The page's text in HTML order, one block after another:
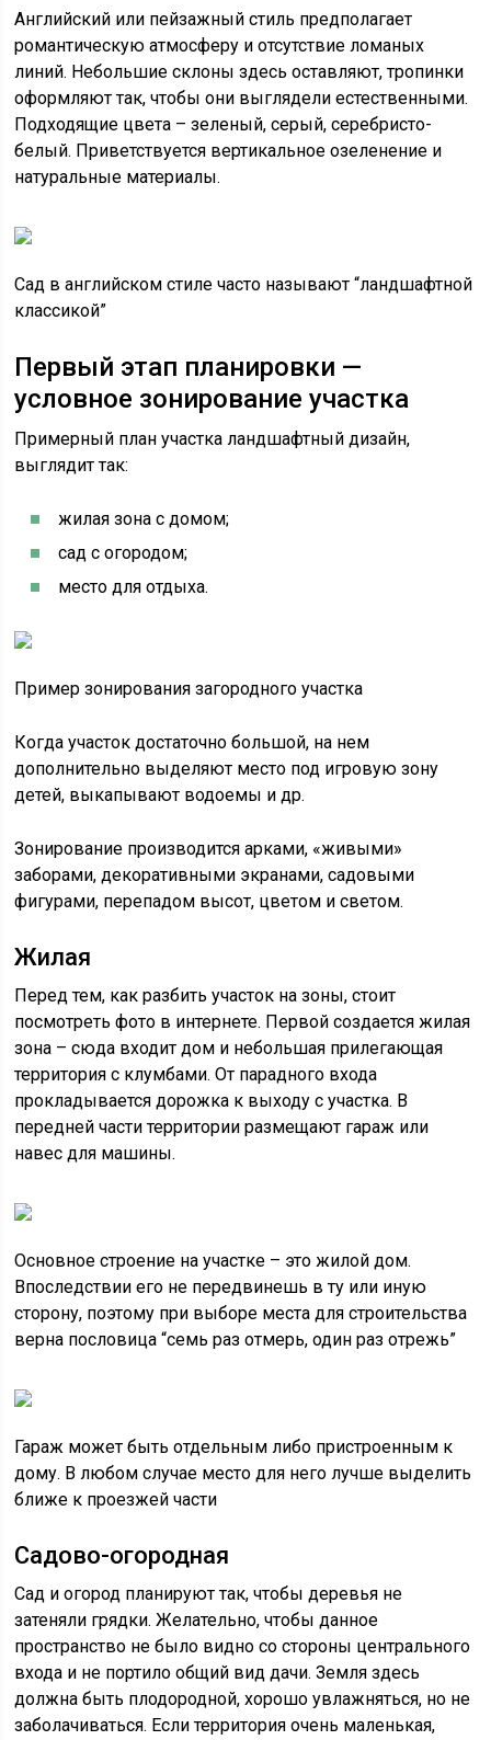
Английский или пейзажный стиль предполагает
романтическую атмосферу и отсутствие ломаных
линий. Небольшие склоны здесь оставляют, тропинки
оформляют так, чтобы они выглядели естественными.
Подходящие цвета – зеленый, серый, серебристо-
белый. Приветствуется вертикальное озеленение и
натуральные материалы.
Сад в английском стиле часто называют “ландшафтной
классикой”
Первый этап планировки —
условное зонирование участка
Примерный план участка ландшафтный дизайн,
выглядит так:
жилая зона с домом;
сад с огородом;
место для отдыха.
Пример зонирования загородного участка
Когда участок достаточно большой, на нем
дополнительно выделяют место под игровую зону
детей, выкапывают водоемы и др.
Зонирование производится арками, «живыми»
заборами, декоративными экранами, садовыми
фигурами, перепадом высот, цветом и светом.
Жилая
Перед тем, как разбить участок на зоны, стоит
посмотреть фото в интернете. Первой создается жилая
зона – сюда входит дом и небольшая прилегающая
территория с клумбами. От парадного входа
прокладывается дорожка к выходу с участка. В
передней части территории размещают гараж или
навес для машины.
Основное строение на участке – это жилой дом.
Впоследствии его не передвинешь в ту или иную
сторону, поэтому при выборе места для строительства
верна пословица “семь раз отмерь, один раз отрежь”
Гараж может быть отдельным либо пристроенным к
дому. В любом случае место для него лучше выделить
ближе к проезжей части
Садово-огородная
Сад и огород планируют так, чтобы деревья не
затеняли грядки. Желательно, чтобы данное
пространство не было видно со стороны центрального
входа и не портило общий вид дачи. Земля здесь
должна быть плодородной, хорошо увлажняться, но не
заболачиваться. Если территория очень маленькая,